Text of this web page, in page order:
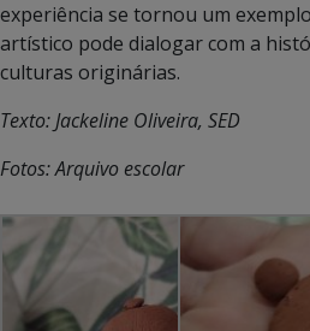
experiência se tornou um
artístico pode dialogar com a
culturas originárias.
Texto: Jackeline Oliveira, SED
Fotos: Arquivo escolar